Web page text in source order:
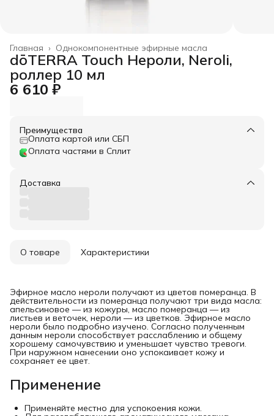
Однокомпонентные эфирные масла
Главная ›
dōTERRA Touch Нероли, Neroli,
роллер 10 мл
6 610 ₽
Преимущества
Оплата картой или СБП
Оплата частями в Сплит
Доставка
О товаре Характеристики
Эфирное масло нероли получают из цветов померанца. В
действительности из померанца получают три вида масла:
апельсиновое — из кожуры, масло померанца — из
листьев и веточек, нероли — из цветков. Эфирное масло
нероли было подробно изучено. Согласно полученным
данным нероли способствует расслаблению и общему
хорошему самочувствию и уменьшает чувство тревоги.
При наружном нанесении оно успокаивает кожу и
сохраняет ее цвет.
Применение
Применяйте местно для успокоения кожи.